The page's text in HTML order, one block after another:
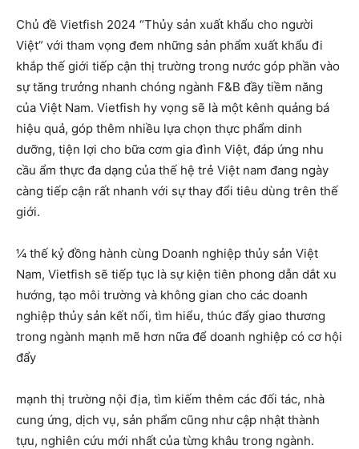
Chủ đề Vietfish 2024 “Thủy sản xuất khẩu cho người
Việt” với tham vọng đem những sản phẩm xuất khẩu đi
khắp thế giới tiếp cận thị trường trong nước góp phần vào
sự tăng trưởng nhanh chóng ngành F&B đầy tiềm năng
của Việt Nam. Vietfish hy vọng sẽ là một kênh quảng bá
hiệu quả, góp thêm nhiều lựa chọn thực phẩm dinh
dưỡng, tiện lợi cho bữa cơm gia đình Việt, đáp ứng nhu
cầu ẩm thực đa dạng của thế hệ trẻ Việt nam đang ngày
càng tiếp cận rất nhanh với sự thay đổi tiêu dùng trên thế
giới.
¼ thế kỷ đồng hành cùng Doanh nghiệp thủy sản Việt
Nam, Vietfish sẽ tiếp tục là sự kiện tiên phong dẫn dắt xu
hướng, tạo môi trường và không gian cho các doanh
nghiệp thủy sản kết nối, tìm hiểu, thúc đẩy giao thương
trong ngành mạnh mẽ hơn nữa để doanh nghiệp có cơ hội
đẩy
mạnh thị trường nội địa, tìm kiếm thêm các đối tác, nhà
cung ứng, dịch vụ, sản phẩm cũng như cập nhật thành
tựu, nghiên cứu mới nhất của từng khâu trong ngành.